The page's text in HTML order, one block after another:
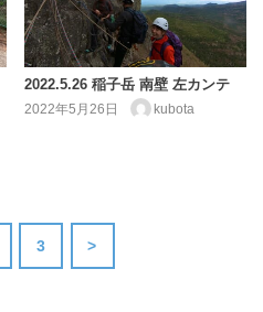
2022.5.26 稲子岳 南壁 左カンテ
2022年5月26日 kubota
3 >